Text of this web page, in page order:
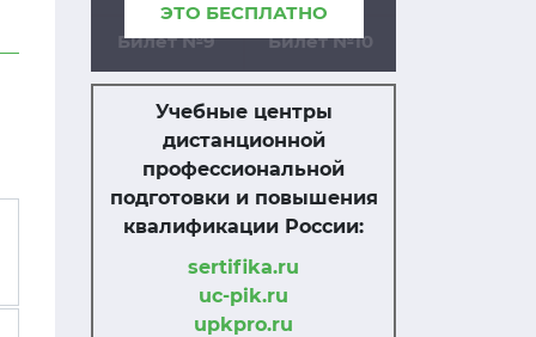
ЭТО БЕСПЛАТНО
Билет №9 Билет №10
Учебные центры
дистанционной
профессиональной
подготовки и повышения
квалификации России:
sertifika.ru
uc-pik.ru
upkpro.ru